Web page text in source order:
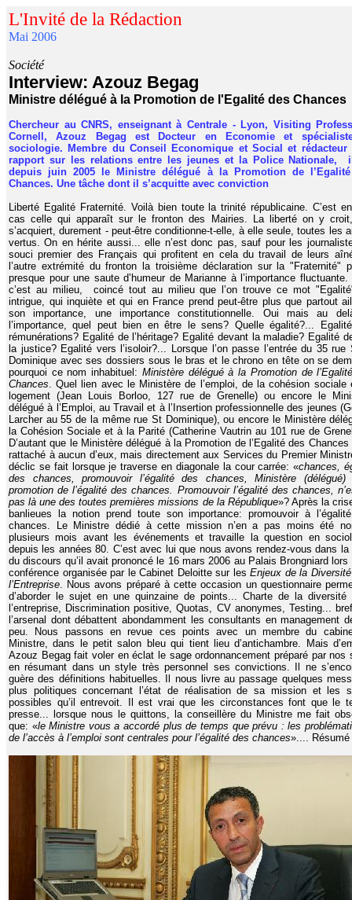
L'Invité de la Rédaction
Mai 2006
Société
Interview: Azouz Begag
Ministre délégué à la Promotion de l'Egalité des Chances
Chercheur au CNRS, enseignant à Centrale - Lyon, Visiting
Cornell, Azouz Begag est Docteur en Economie et
sociologie. Membre du Conseil Economique et Social et rédacteur
rapport sur les relations entre les jeunes et la Police Nationale,
depuis juin 2005 le Ministre délégué à la Promotion de
Chances. Une tâche dont il s’acquitte avec conviction
Liberté Egalité Fraternité. Voilà bien toute la trinité républicaine. C’est
cas celle qui apparaît sur le fronton des Mairies. La liberté on y
s’acquiert, durement - peut-être conditionne-t-elle, à elle seule, toutes les
vertus. On en hérite aussi... elle n’est donc pas, sauf pour les
souci premier des Français qui profitent en cela du travail de leurs
l’autre extrémité du fronton la troisième déclaration sur la "Fraternité"
presque pour une saute d’humeur de Marianne à l’importance fluctuante.
c’est au milieu, coincé tout au milieu que l’on trouve ce mot
intrigue, qui inquiète et qui en France prend peut-être plus que partout
son importance, une importance constitutionnelle. Oui mais au
l’importance, quel peut bien en être le sens? Quelle égalité?...
rémunérations? Egalité de l’héritage? Egalité devant la maladie? Egalité
la justice? Egalité vers l’isoloir?... Lorsque l’on passe l’entrée du 35 rue
Dominique avec ses dossiers sous le bras et le chrono en tête on se
pourquoi ce nom inhabituel: Ministère délégué à la Promotion de
Chances. Quel lien avec le Ministère de l’emploi, de la cohésion sociale
logement (Jean Louis Borloo, 127 rue de Grenelle) ou encore le
délégué à l’Emploi, au Travail et à l’Insertion professionnelle des jeunes
Larcher au 55 de la même rue St Dominique), ou encore le Ministère
la Cohésion Sociale et à la Parité (Catherine Vautrin au 101 rue de
D’autant que le Ministère délégué à la Promotion de l’Egalité des Chances
rattaché à aucun d’eux, mais directement aux Services du Premier
déclic se fait lorsque je traverse en diagonale la cour carrée:«chances,
des chances, promouvoir l’égalité des chances, Ministère
promotion de l’égalité des chances. Promouvoir l’égalité des chances,
pas là une des toutes premières missions de la République»? Après la
banlieues la notion prend toute son importance: promouvoir à
chances. Le Ministre dédié à cette mission n’en a pas moins été
plusieurs mois avant les événements et travaille la question en
depuis les années 80. C’est avec lui que nous avons rendez-vous dans la
du discours qu’il avait prononcé le 16 mars 2006 au Palais Brongniard lors
conférence organisée par le Cabinet Deloitte sur les Enjeux de la
l’Entreprise. Nous avons préparé à cette occasion un questionnaire
d’aborder le sujet en une quinzaine de points... Charte de la diversité
l’entreprise, Discrimination positive, Quotas, CV anonymes, Testing...
l’arsenal dont débattent abondamment les consultants en management
peu. Nous passons en revue ces points avec un membre du
Ministre, dans le petit salon bleu qui tient lieu d’antichambre. Mais
Azouz Begag fait voler en éclat le sage ordonnancement préparé par nos
en résumant dans un style très personnel ses convictions. Il ne
guère des définitions habituelles. Il nous livre au passage quelques
plus politiques concernant l’état de réalisation de sa mission et les
possibles qu’il entrevoit. Il est vrai que les circonstances font que le
presse... lorsque nous le quittons, la conseillère du Ministre me fait
que: «le Ministre vous a accordé plus de temps que prévu : les
de l’accès à l’emploi sont centrales pour l’égalité des chances».... Résumé